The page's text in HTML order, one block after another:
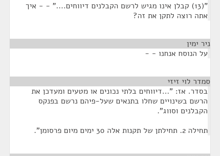
"(13) קבלן אינו מגיש לרשם הקבלנים דיווחים...." - - איך
אתה רוצה לתקן את זה?
ניר ימין
על הנוסח אנחנו - -
סמדר לוי זיזי
בסדר. אז: "...דיווחים בלתי נכונים או מטעים ומעדכן את
הרשם בשינויים שחלו בתנאים שעל-פיהם נרשם בפנקס
הקבלנים וסווג".
תחילה 2. תחילתן של תקנות אלה 30 ימים מיום פרסומן".